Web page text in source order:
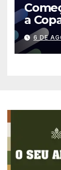
a
2026
países
6 DE